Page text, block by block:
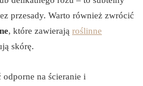
przesady. Warto również zwrócić
, które zawierają roślinne
skórę.
na ścieranie i